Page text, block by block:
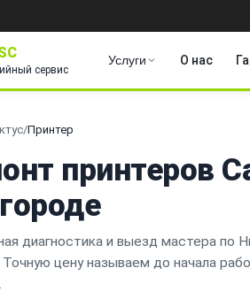
сервис
Услуги О нас
/Принтер
принтеров
диагностика и выезд мастера по
цену называем до начала